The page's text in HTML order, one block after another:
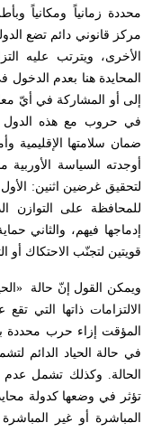
محددة زمانياً ومكانياً
مركز قانوني دائم تضع
الأخرى، ويترتب عليه
المحايدة هنا بعدم
إلى أو المشاركة في أيّ
في حروب مع هذه الدول
ضمان سلامتها الإقليمية
أوجدته السياسة
لتحقيق غرضين اثنين:
للمحافظة على التوازن
إدماجها فيهم، والثاني
قويتين لتجنّب الاحتكاك أو
ويمكن القول إنّ حالة
الالتزامات ذاتها التي
المؤقت إزاء حرب محددة
في حالة الحياد الدائم
الحالة. وكذلك تشمل
تؤثر في وضعها كدولة
المباشرة أو غير